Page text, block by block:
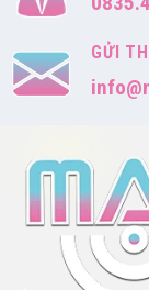
GỬI